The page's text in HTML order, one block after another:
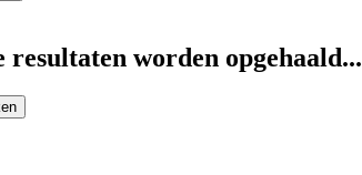
worden opgehaald...